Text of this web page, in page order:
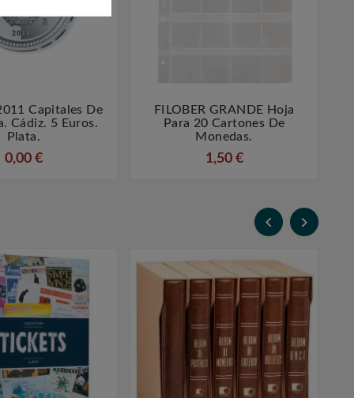

Capitales De
Cádiz. 5 Euros.
Plata.
0,00 €
 
FILOBER GRANDE Hoja
Para 20 Cartones De
Monedas.
1,50 €
 